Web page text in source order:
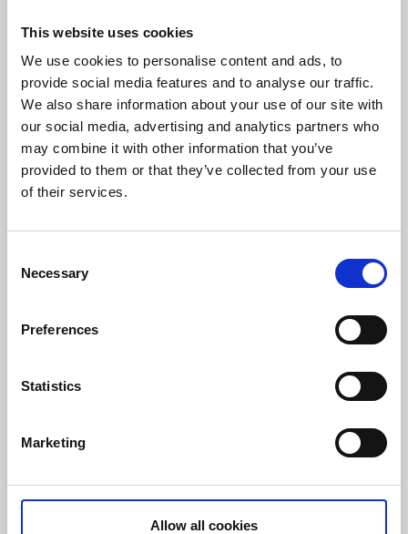
This website uses cookies
We use cookies to personalise content and ads, to
provide social media features and to analyse our traffic.
We also share information about your use of our site with
our social media, advertising and analytics partners who
may combine it with other information that you’ve
provided to them or that they’ve collected from your use
of their services.
Selection
Necessary
Preferences
Statistics
Marketing
Allow all cookies
Bada och simma
Malma badsjö
Nossebro
Vacker natursjö
Läs mer
Fåglums hembygdsgård
Föreningen mitt i byn